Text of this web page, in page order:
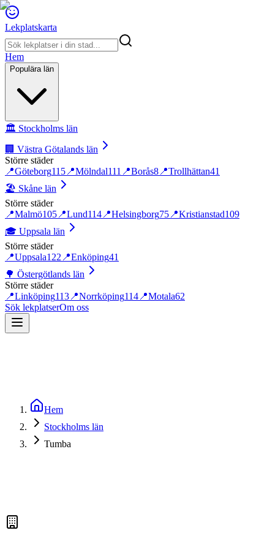
Lekplatskarta
Hem
Populära län
🏛️ Stockholms län
🏢 Västra Götalands län
Större städer
📍Göteborg115 📍Mölndal111 📍Borås8 📍Trollhättan41
🏖️ Skåne län
Större städer
📍Malmö105 📍Lund114 📍Helsingborg75 📍Kristianstad109
🎓 Uppsala län
Större städer
📍Uppsala122 📍Enköping41
🌳 Östergötlands län
Större städer
📍Linköping113 📍Norrköping114 📍Motala62
Sök lekplatserOm oss
Hem
Stockholms län
Tumba